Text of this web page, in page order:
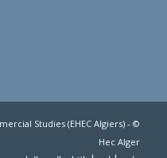
© Copyright - The School of Higher Commercial Studies (EHEC Algiers) -
Hec Alger